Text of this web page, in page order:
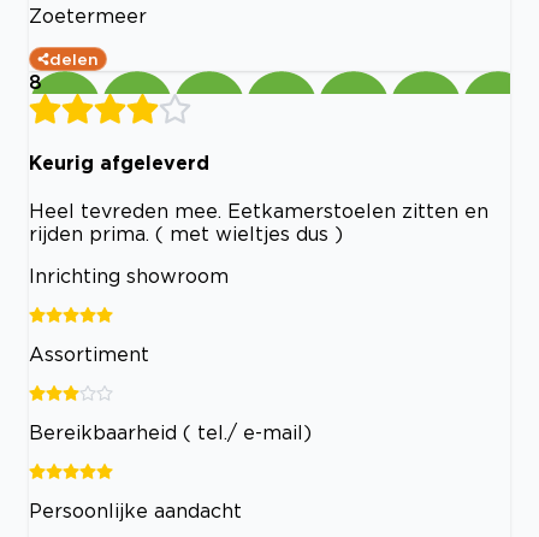
Zoetermeer
delen
8
Keurig afgeleverd
Heel tevreden mee. Eetkamerstoelen zitten en
rijden prima. ( met wieltjes dus )
Inrichting showroom
Assortiment
Bereikbaarheid ( tel./ e-mail)
Persoonlijke aandacht